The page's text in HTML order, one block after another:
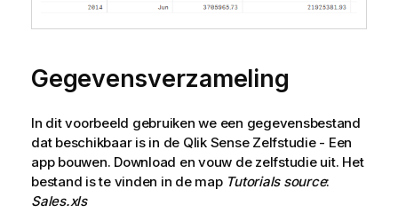
Gegevensverzameling
In dit voorbeeld gebruiken we een gegevensbestand
dat beschikbaar is in de Qlik Sense Zelfstudie - Een
app bouwen. Download en vouw de zelfstudie uit. Het
bestand is te vinden in de map Tutorials source:
Sales.xls